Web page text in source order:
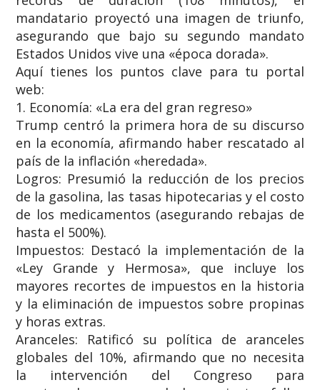
mandatario proyectó una imagen de triunfo,
asegurando que bajo su segundo mandato
Estados Unidos vive una «época dorada».
​Aquí tienes los puntos clave para tu portal
web:
​1. Economía: «La era del gran regreso»
​Trump centró la primera hora de su discurso
en la economía, afirmando haber rescatado al
país de la inflación «heredada».
​Logros: Presumió la reducción de los precios
de la gasolina, las tasas hipotecarias y el costo
de los medicamentos (asegurando rebajas de
hasta el 500%).
​Impuestos: Destacó la implementación de la
«Ley Grande y Hermosa», que incluye los
mayores recortes de impuestos en la historia
y la eliminación de impuestos sobre propinas
y horas extras.
​Aranceles: Ratificó su política de aranceles
globales del 10%, afirmando que no necesita
la intervención del Congreso para